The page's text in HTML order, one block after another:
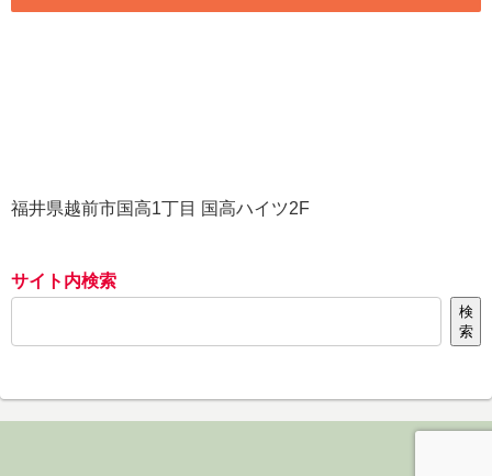
福井県越前市国高1丁目 国高ハイツ2F
サイト内検索
検
索